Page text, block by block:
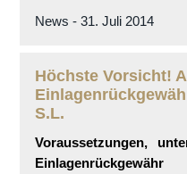
News - 31. Juli 2014
Höchste Vorsicht!
S.L.
Voraussetzungen,